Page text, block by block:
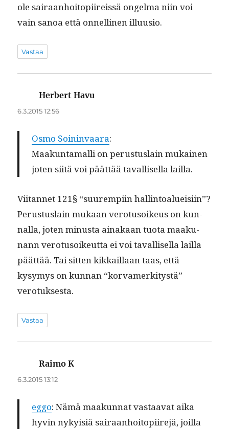
ole sairaan­hoitopi­ireis­sä ongel­ma niin voi
vain sanoa että onnelli­nen illuusio.
Vastaa
Herbert Havu
6.3.2015 12:56
Osmo Soin­in­vaara:
Maakun­ta­malli on perus­tus­lain mukainen
joten siitä voi päät­tää taval­lisel­la lailla.
Viitan­net 121§ “suurem­pi­in hallintoalueisi­in”?
Perus­tus­lain mukaan vero­tu­soikeus on kun­
nal­la, joten minus­ta ainakaan tuo­ta maaku­
nann vero­tu­soikeut­ta ei voi taval­lisel­la lail­la
päät­tää. Tai sit­ten kikkail­laan taas, että
kysymys on kun­nan “kor­vamerk­i­tys­tä”
verotuksesta.
Vastaa
Raimo K
6.3.2015 13:12
eggo: Nämä maakun­nat vas­taa­vat aika
hyvin nyky­isiä sairaan­hoitopi­ire­jä, joil­la